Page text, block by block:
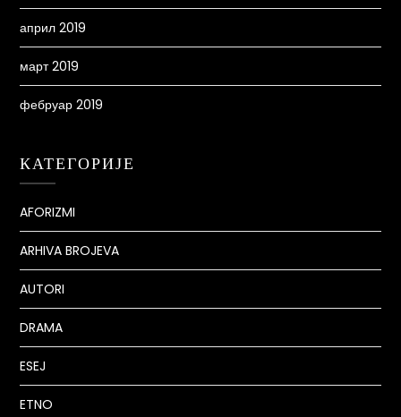
април 2019
март 2019
фебруар 2019
КАТЕГОРИЈЕ
AFORIZMI
ARHIVA BROJEVA
AUTORI
DRAMA
ESEJ
ETNO